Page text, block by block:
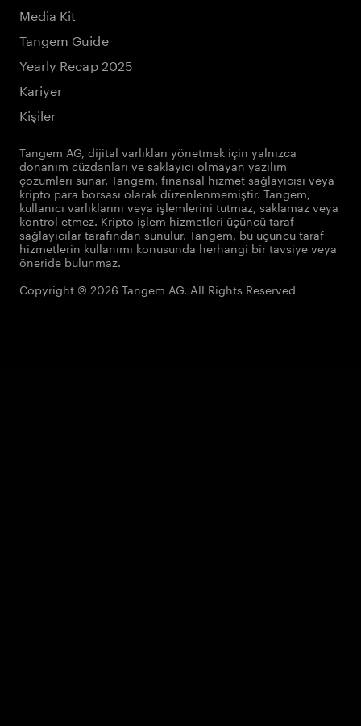
Media Kit
Tangem Guide
Yearly Recap 2025
Kariyer
Kişiler
Tangem AG, dijital varlıkları yönetmek için yalnızca
donanım cüzdanları ve saklayıcı olmayan yazılım
çözümleri sunar. Tangem, finansal hizmet sağlayıcısı veya
kripto para borsası olarak düzenlenmemiştir. Tangem,
kullanıcı varlıklarını veya işlemlerini tutmaz, saklamaz veya
kontrol etmez. Kripto işlem hizmetleri üçüncü taraf
sağlayıcılar tarafından sunulur. Tangem, bu üçüncü taraf
hizmetlerin kullanımı konusunda herhangi bir tavsiye veya
öneride bulunmaz.